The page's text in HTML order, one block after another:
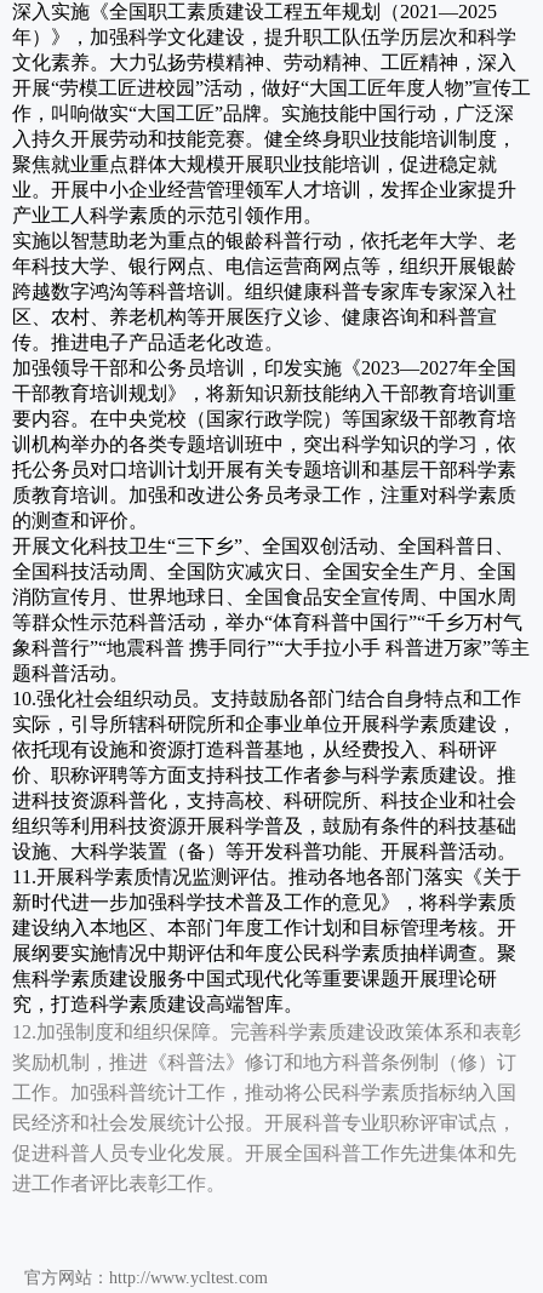
深入实施《全国职工素质建设工程五年规划（2021—2025
年）》，加强科学文化建设，提升职工队伍学历层次和科学
文化素养。大力弘扬劳模精神、劳动精神、工匠精神，深入
开展“劳模工匠进校园”活动，做好“大国工匠年度人物”宣传工
作，叫响做实“大国工匠”品牌。实施技能中国行动，广泛深
入持久开展劳动和技能竞赛。健全终身职业技能培训制度，
聚焦就业重点群体大规模开展职业技能培训，促进稳定就
业。开展中小企业经营管理领军人才培训，发挥企业家提升
产业工人科学素质的示范引领作用。
实施以智慧助老为重点的银龄科普行动，依托老年大学、老
年科技大学、银行网点、电信运营商网点等，组织开展银龄
跨越数字鸿沟等科普培训。组织健康科普专家库专家深入社
区、农村、养老机构等开展医疗义诊、健康咨询和科普宣
传。推进电子产品适老化改造。
加强领导干部和公务员培训，印发实施《2023—2027年全国
干部教育培训规划》，将新知识新技能纳入干部教育培训重
要内容。在中央党校（国家行政学院）等国家级干部教育培
训机构举办的各类专题培训班中，突出科学知识的学习，依
托公务员对口培训计划开展有关专题培训和基层干部科学素
质教育培训。加强和改进公务员考录工作，注重对科学素质
的测查和评价。
开展文化科技卫生“三下乡”、全国双创活动、全国科普日、
全国科技活动周、全国防灾减灾日、全国安全生产月、全国
消防宣传月、世界地球日、全国食品安全宣传周、中国水周
等群众性示范科普活动，举办“体育科普中国行”“千乡万村气
象科普行”“地震科普 携手同行”“大手拉小手 科普进万家”等主
题科普活动。
10.强化社会组织动员。支持鼓励各部门结合自身特点和工作
实际，引导所辖科研院所和企事业单位开展科学素质建设，
依托现有设施和资源打造科普基地，从经费投入、科研评
价、职称评聘等方面支持科技工作者参与科学素质建设。推
进科技资源科普化，支持高校、科研院所、科技企业和社会
组织等利用科技资源开展科学普及，鼓励有条件的科技基础
设施、大科学装置（备）等开发科普功能、开展科普活动。
11.开展科学素质情况监测评估。推动各地各部门落实《关于
新时代进一步加强科学技术普及工作的意见》，将科学素质
建设纳入本地区、本部门年度工作计划和目标管理考核。开
展纲要实施情况中期评估和年度公民科学素质抽样调查。聚
焦科学素质建设服务中国式现代化等重要课题开展理论研
究，打造科学素质建设高端智库。
12.加强制度和组织保障。完善科学素质建设政策体系和表彰
奖励机制，推进《科普法》修订和地方科普条例制（修）订
工作。加强科普统计工作，推动将公民科学素质指标纳入国
民经济和社会发展统计公报。开展科普专业职称评审试点，
促进科普人员专业化发展。开展全国科普工作先进集体和先
进工作者评比表彰工作。
官方网站：http://www.ycltest.com